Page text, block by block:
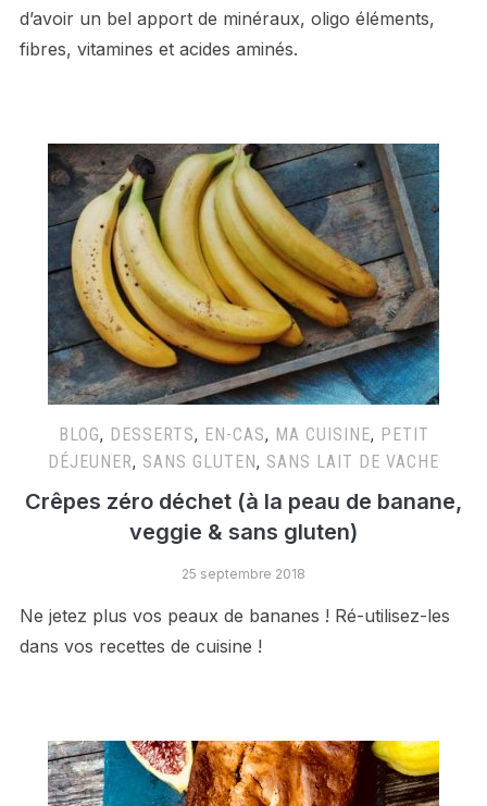
d’avoir un bel apport de minéraux, oligo éléments,
fibres, vitamines et acides aminés.
BLOG, DESSERTS, EN-CAS, MA CUISINE, PETIT
DÉJEUNER, SANS GLUTEN, SANS LAIT DE VACHE
Crêpes zéro déchet (à la peau de banane,
veggie & sans gluten)
25 septembre 2018
Ne jetez plus vos peaux de bananes ! Ré-utilisez-les
dans vos recettes de cuisine !